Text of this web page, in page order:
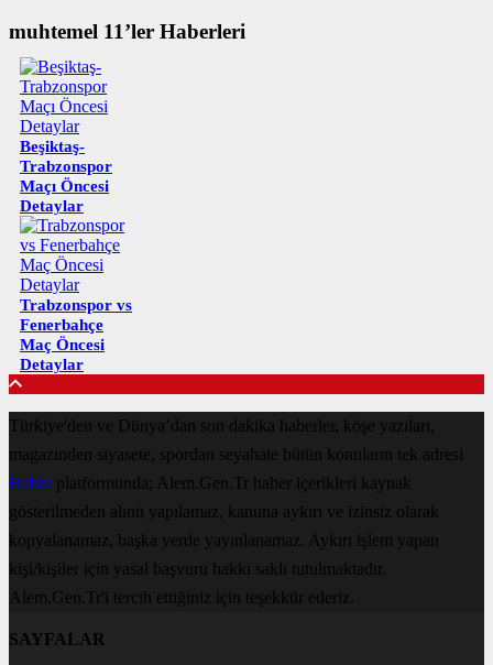
muhtemel 11’ler Haberleri
Beşiktaş-
Trabzonspor
Maçı Öncesi
Detaylar
Trabzonspor vs
Fenerbahçe
Maç Öncesi
Detaylar
Türkiye'den ve Dünya’dan son dakika haberler, köşe yazıları,
magazinden siyasete, spordan seyahate bütün konuların tek adresi
Haberplatformunda; Alem.Gen.Tr haber içerikleri kaynak
gösterilmeden alıntı yapılamaz, kanuna aykırı ve izinsiz olarak
kopyalanamaz, başka yerde yayınlanamaz. Aykırı işlem yapan
kişi/kişiler için yasal başvuru hakkı saklı tutulmaktadır.
Alem.Gen.Tr'i tercih ettiğiniz için teşekkür ederiz.
SAYFALAR